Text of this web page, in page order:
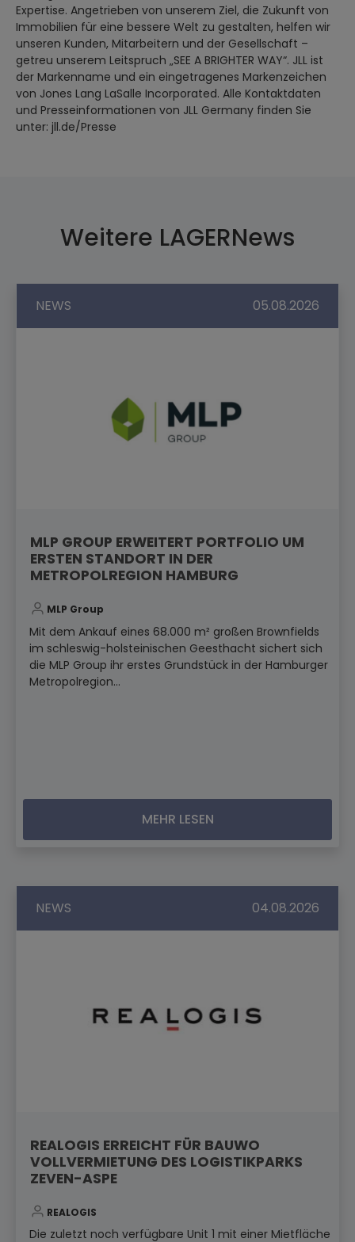
Expertise. Angetrieben von unserem Ziel, die Zukunft von
Immobilien für eine bessere Welt zu gestalten, helfen wir
unseren Kunden, Mitarbeitern und der Gesellschaft –
getreu unserem Leitspruch „SEE A BRIGHTER WAY“. JLL ist
der Markenname und ein eingetragenes Markenzeichen
von Jones Lang LaSalle Incorporated. Alle Kontaktdaten
und Presseinformationen von JLL Germany finden Sie
unter: jll.de/Presse
Weitere LAGERNews
NEWS 05.08.2026
MLP GROUP ERWEITERT PORTFOLIO UM
ERSTEN STANDORT IN DER
METROPOLREGION HAMBURG
MLP Group
Mit dem Ankauf eines 68.000 m² großen Brownfields
im schleswig-holsteinischen Geesthacht sichert sich
die MLP Group ihr erstes Grundstück in der Hamburger
Metropolregion...
MEHR LESEN
NEWS 04.08.2026
REALOGIS ERREICHT FÜR BAUWO
VOLLVERMIETUNG DES LOGISTIKPARKS
ZEVEN-ASPE
REALOGIS
Die zuletzt noch verfügbare Unit 1 mit einer Mietfläche